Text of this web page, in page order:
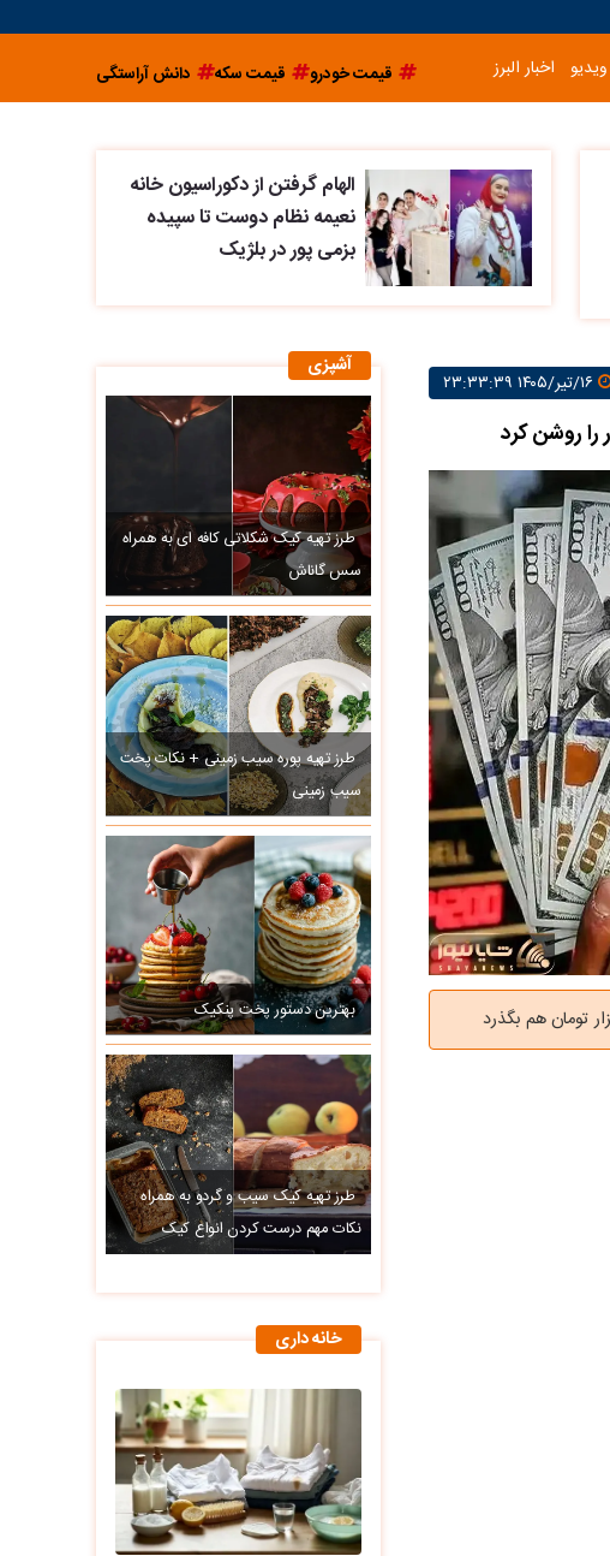
ویدیو اخبار البرز قیمت خودرو قیمت سکه دانش آراستگی
الهام گرفتن از دکوراسیون خانه
نعیمه نظام دوست تا سپیده
بزمی پور در بلژیک
آشپزی
طرز تهیه کیک شکلاتی کافه ای به همراه
سس گاناش
طرز تهیه پوره سیب زمینی + نکات پخت
سیب زمینی
بهترین دستور پخت پنکیک
طرز تهیه کیک سیب و گردو به همراه
نکات مهم درست کردن انواع کیک
خانه داری